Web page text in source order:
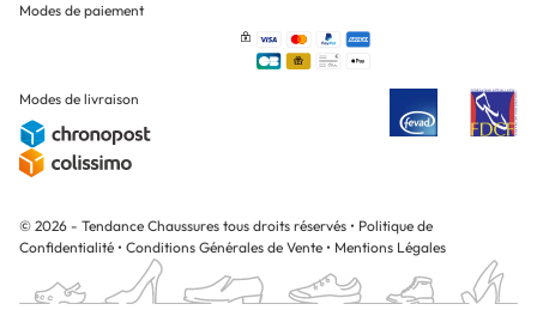
Modes de paiement
Modes de livraison
© 2026 - Tendance Chaussures tous droits réservés • Politique de
Confidentialité • Conditions Générales de Vente • Mentions Légales